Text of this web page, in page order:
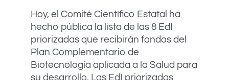
Hoy, el Comité Científico Estatal ha
hecho pública la lista de las 8 EdI
priorizadas que recibirán fondos del
Plan Complementario de
Biotecnología aplicada a la Salud para
su desarrollo. Las EdI priorizadas